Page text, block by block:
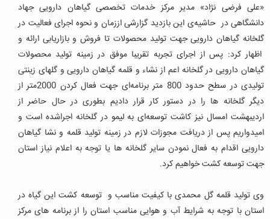
«علی فرضی نژاد» مدیر مرکز خدمات تخصصی گیاهان دارویی جهاد
دانشگاهی در حاشیه‌ی این بازدید گزارشی اززمان و نحوه اجرای فعالیت در
گلخانه گیاهان دارویی جهت تولید محصولات تا فروش و بازاریابی ارائه و
اظهار کرد: پس از اجرای تجربه تقریبا موفق در زمینه تولید محصولات
گیاهان دارویی در گلخانه اعم از نشاء و قلمه گیاهان دارویی و گلهای زینتی
تولیدی در سطح حدود 800 متر برنامه‌ای جهت فعال کردن 2000متر از
دیگر گلخانه ها را در دستور کار قرار دادیم بطوری در حال حاضر از
اردیبهشت امسال نیز کاشت توسعه‌ای به لیمو در گلخانه اجراشده است و
امیدواریم پس از دریافت مجوزات لازم در زمینه تولید قلمه و نشا گیاهان
دارویی اقدام به فعال نمودن سایر گلخانه ها یا توجه به اعلام نیاز استان
جهت توسعه کشت خواهیم کرد.
وی تولید قلمه گل محمدی با کیفیت مناسب و توسعه کشت این گیاه در
استان با توجه به شرایط آب و هوایی مناسب استان را از برنامه های مرکز